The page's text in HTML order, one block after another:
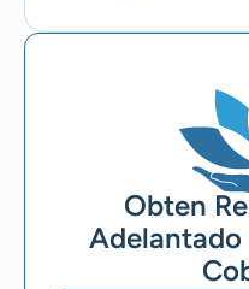
Obten
Adelantado